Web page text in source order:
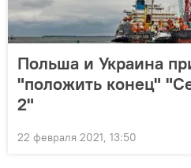
Польша и Украина
"положить конец"
2"
22 февраля 2021, 13:50